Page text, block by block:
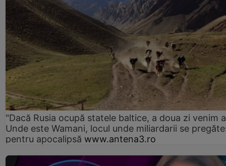
"Dacă Rusia ocupă statele baltice, a doua zi venim
Unde este Wamani, locul unde miliardarii se
pentru apocalipsă www.antena3.ro